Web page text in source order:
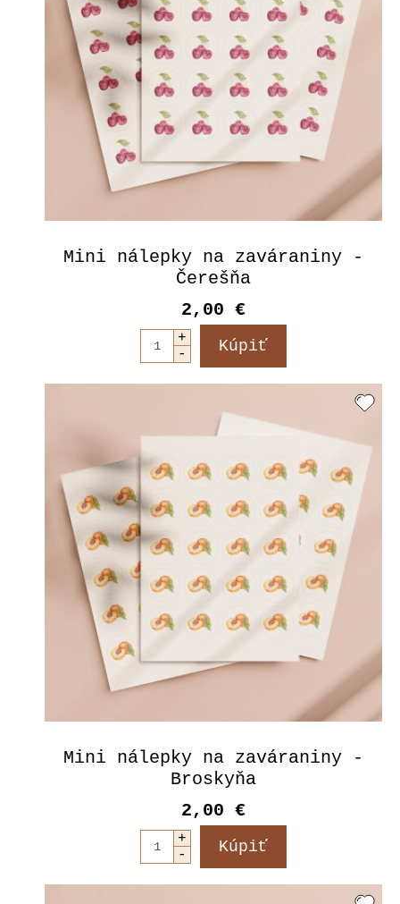
Mini nálepky na zaváraniny -
Čerešňa
2,00 €
Mini nálepky na zaváraniny -
Broskyňa
2,00 €